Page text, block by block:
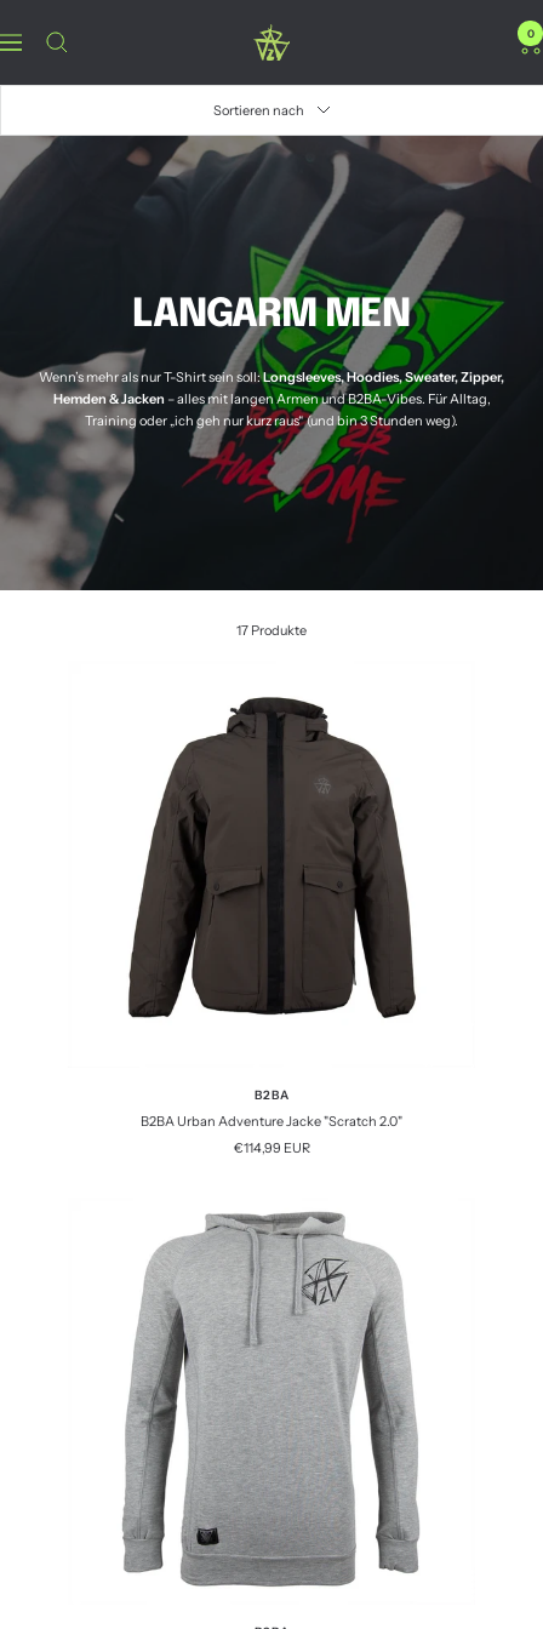
zum
Inhalt
Navigation
B2BA
Clothing
0
Sortieren nach
LANGARM MEN
Wenn’s mehr als nur T-Shirt sein soll:Longsleeves, Hoodies, Sweater, Zipper,
Hemden & Jacken – alles mit langen Armen und B2BA-Vibes. Für Alltag,
Training oder „ich geh nur kurz raus“ (und bin 3 Stunden weg).
17 Produkte
B2BA
B2BA Urban Adventure Jacke "Scratch 2.0"
Angebotspreis
€114,99 EUR